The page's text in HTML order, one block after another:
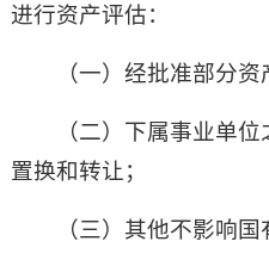
进行资产评估：
（一）经批准部分资
（二）下属事业单位
置换和转让；
（三）其他不影响国